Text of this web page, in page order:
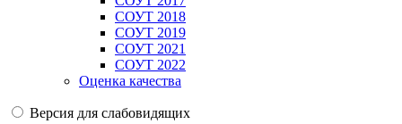
СОУТ 2018
СОУТ 2019
СОУТ 2021
СОУТ 2022
Оценка качества
Версия для слабовидящих